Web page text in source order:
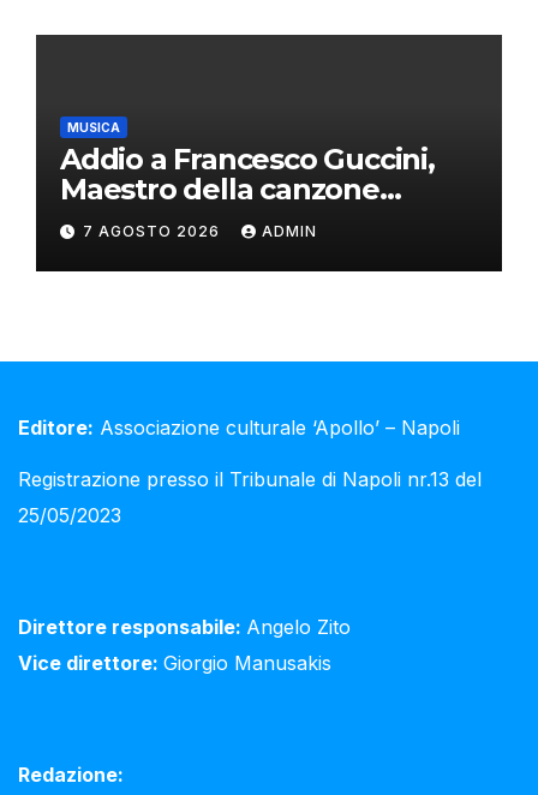
MUSICA
Addio a Francesco Guccini,
Maestro della canzone
d’autore
7 AGOSTO 2026 ADMIN
Editore: Associazione culturale ‘Apollo’ – Napoli
Registrazione presso il Tribunale di Napoli nr.13 del
25/05/2023
Direttore responsabile: Angelo Zito
Vice direttore: Giorgio Manusakis
Redazione: